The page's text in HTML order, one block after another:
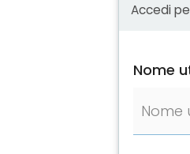
Accedi
Nome